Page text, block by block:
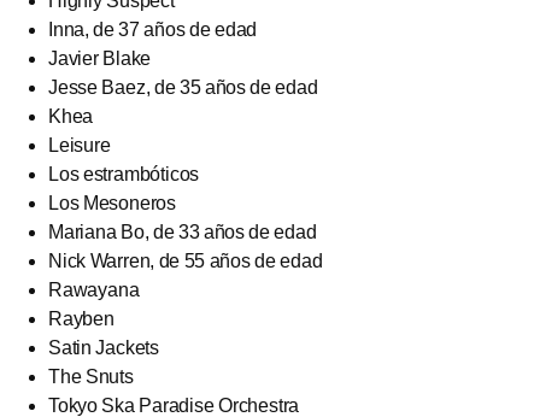
Inna, de 37 años de edad
Javier Blake
Jesse Baez, de 35 años de edad
Khea
Leisure
Los estrambóticos
Los Mesoneros
Mariana Bo, de 33 años de edad
Nick Warren, de 55 años de edad
Rawayana
Rayben
Satin Jackets
The Snuts
Tokyo Ska Paradise Orchestra